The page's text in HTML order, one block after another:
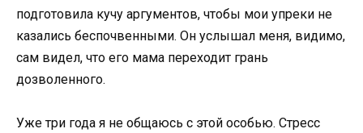
подготовила кучу аргументов, чтобы мои упреки не
казались беспочвенными. Он услышал меня, видимо,
сам видел, что его мама переходит грань
дозволенного.
Уже три года я не общаюсь с этой особью. Стресс